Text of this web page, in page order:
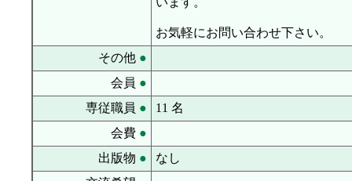
お気軽にお問い合わせ下さい。
その他 ●
会員 ●
専従職員 ●
11 名
会費 ●
出版物 ●
なし